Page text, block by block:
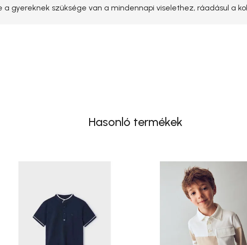
gyereknek szüksége van a mindennapi viselethez, ráadásul a
Hasonló termékek